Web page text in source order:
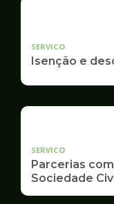
SERVICO
Isenção e
SERVICO
Parcerias
Sociedade